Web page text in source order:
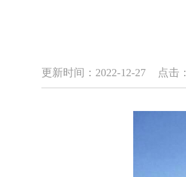
更新时间：2022-12-27 点击：